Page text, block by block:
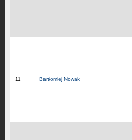
11 Bartłomiej Nowak